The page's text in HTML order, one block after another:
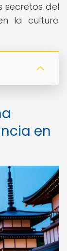
secretos del
la cultura
en